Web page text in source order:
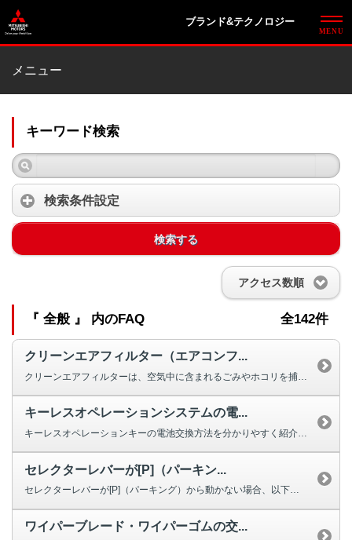
ブランド&テクノロジー
メニュー
キーワード検索
検索条件設定
検索する
アクセス数順
『 全般 』 内のFAQ 全142件
クリーンエアフィルター（エアコンフ...
キーレスオペレーションシステムの電...
キーレスオペレーションキーの電池交換方法を分かりやすく紹介する動画をご用意...
セレクターレバーが[P]（パーキン...
セレクターレバーが[P]（パーキング）から動かない場合、以下を確認してくだ...
ワイパーブレード・ワイパーゴムの交...